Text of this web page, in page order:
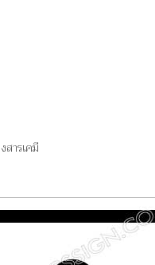
ารเคมี